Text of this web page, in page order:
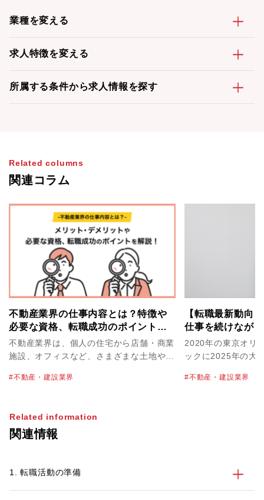
業種を変える
求人特徴を変える
所属する条件から求人情報を探す
Related columns
関連コラム
不動産業界の仕事内容とは？特徴や
必要な資格、転職成功のポイントを
解説！
不動産業界は、個人の住宅から店舗・商業
施設、オフィスなど、さまざまな土地や建
単価は高く、必然的に大きな案件を扱うこ
職で不動産業界を目指すにあたって、仕事
内容や必要なスキルを正しく知っておきた
て、業界の特徴や主な仕事内容、不動産業
不動産・建設業界
【転職最新動向
仕事を続けなが
は実現できる
2020年の東京オリ
ックに2025年の大
昨今。人手不足か
不動産・建設業界
Related information
関連情報
1. 転職活動の準備